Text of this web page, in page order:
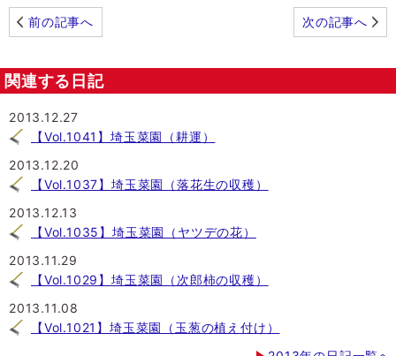
前の記事へ 次の記事へ
関連する日記
2013.12.27
【Vol.1041】埼玉菜園（耕運）
2013.12.20
【Vol.1037】埼玉菜園（落花生の収穫）
2013.12.13
【Vol.1035】埼玉菜園（ヤツデの花）
2013.11.29
【Vol.1029】埼玉菜園（次郎柿の収穫）
2013.11.08
【Vol.1021】埼玉菜園（玉葱の植え付け）